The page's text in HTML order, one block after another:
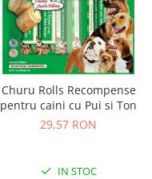
Churu Rolls Recompense
pentru caini cu Pui si Ton
29,57 RON
IN STOC